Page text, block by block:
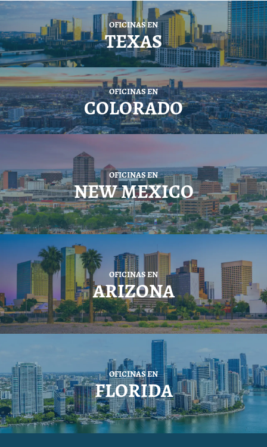
OFICINAS EN
TEXAS
OFICINAS EN
COLORADO
OFICINAS EN
NEW MEXICO
OFICINAS EN
ARIZONA
OFICINAS EN
FLORIDA